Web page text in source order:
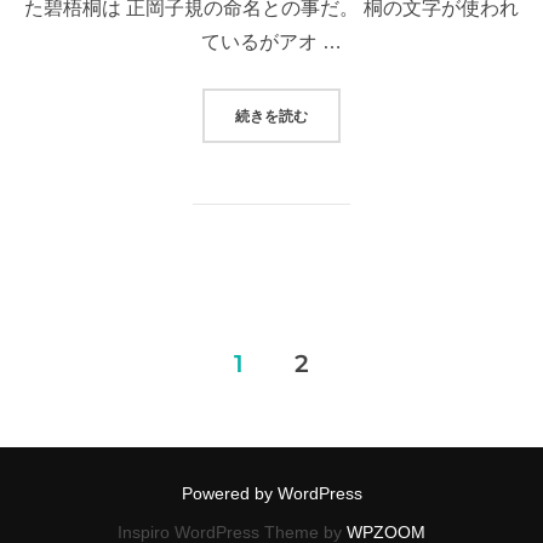
た碧梧桐は 正岡子規の命名との事だ。 桐の文字が使われ
ているがアオ …
続きを読む
1 2
Powered by WordPress
Inspiro WordPress Theme by WPZOOM